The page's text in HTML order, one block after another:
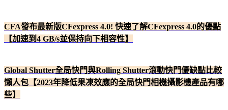
CFA發布最新版CFexpress 4.0! 快速了解CFexpress 4.0的優點
【加速到4 GB/s並保持向下相容性】
Global Shutter全局快門與Rolling Shutter滾動快門優缺點比較
懶人包【2023年降低果凍效應的全局快門相機攝影機產品有哪
些】